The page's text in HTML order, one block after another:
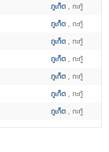
ภูเก็ต , กะทู้
ภูเก็ต , กะทู้
ภูเก็ต , กะทู้
ภูเก็ต , กะทู้
ภูเก็ต , กะทู้
ภูเก็ต , กะทู้
ภูเก็ต , กะทู้